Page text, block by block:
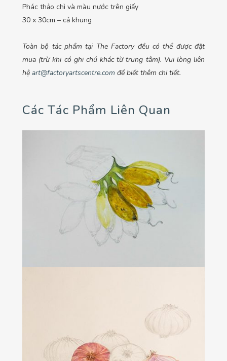
Phác thảo chì và màu nước trên giấy
30 x 30cm – cả khung
Toàn bộ tác phẩm tại The Factory đều có thể được đặt
mua (trừ khi có ghi chú khác từ trung tâm). Vui lòng liên
hệ art@factoryartscentre.com để biết thêm chi tiết.
Các Tác Phẩm Liên Quan